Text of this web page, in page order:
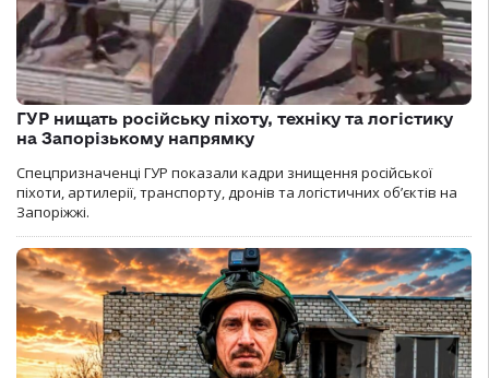
ГУР нищать російську піхоту, техніку та логістику
на Запорізькому напрямку
Спецпризначенці ГУР показали кадри знищення російської
піхоти, артилерії, транспорту, дронів та логістичних об’єктів на
Запоріжжі.